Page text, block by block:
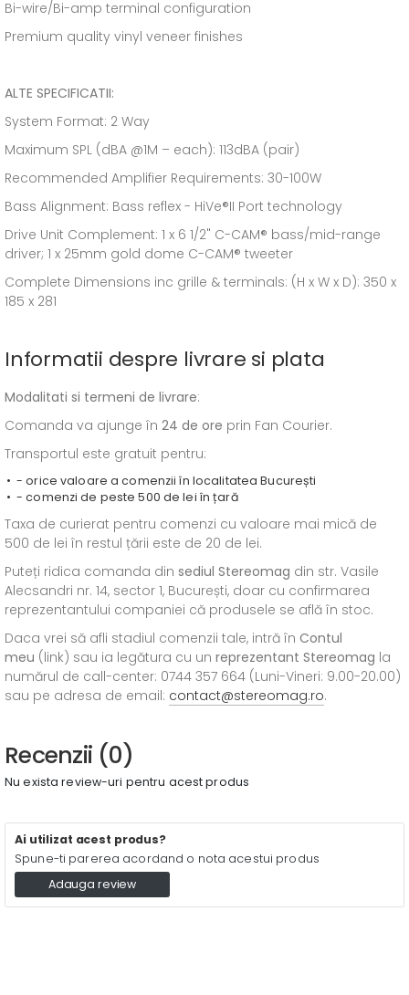
Bi-wire/Bi-amp terminal configuration
Premium quality vinyl veneer finishes
ALTE SPECIFICATII:
System Format: 2 Way
Maximum SPL (dBA @1M – each): 113dBA (pair)
Recommended Amplifier Requirements: 30-100W
Bass Alignment: Bass reflex - HiVe®II Port technology
Drive Unit Complement: 1 x 6 1/2" C-CAM® bass/mid-range
driver; 1 x 25mm gold dome C-CAM® tweeter
Complete Dimensions inc grille & terminals: (H x W x D): 350 x
185 x 281
Informatii despre livrare si plata
Modalitati si termeni de livrare:
Comanda va ajunge în 24 de ore prin Fan Courier.
Transportul este gratuit pentru:
- orice valoare a comenzii în localitatea București
- comenzi de peste 500 de lei în țară
Taxa de curierat pentru comenzi cu valoare mai mică de
500 de lei în restul țării este de 20 de lei.
Puteți ridica comanda din sediul Stereomag din str. Vasile
Alecsandri nr. 14, sector 1, București, doar cu confirmarea
reprezentantului companiei că produsele se află în stoc.
Daca vrei să afli stadiul comenzii tale, intră în Contul
meu (link) sau ia legătura cu un reprezentant Stereomag la
numărul de call-center: 0744 357 664 (Luni-Vineri: 9.00-20.00)
sau pe adresa de email: contact@stereomag.ro.
Recenzii (0)
Nu exista review-uri pentru acest produs
Ai utilizat acest produs?
Spune-ti parerea acordand o nota acestui produs
Adauga review